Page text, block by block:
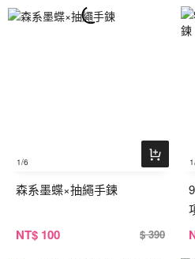
1/6
森系墨蝶×抽繩手鍊
NT$ 100 $ 390
1